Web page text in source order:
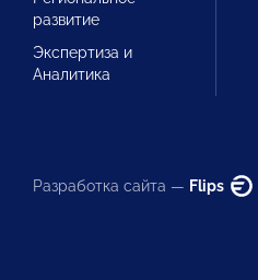
развитие
Экспертиза и
Аналитика
Разработка сайта — Flips